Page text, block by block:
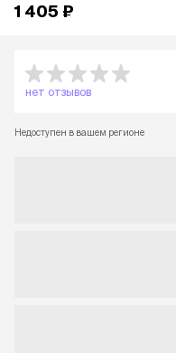
1 405 ₽
нет отзывов
Недоступен в вашем регионе